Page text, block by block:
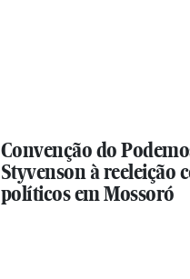
Convenção do
Styvenson à reeleição
políticos em Mossoró